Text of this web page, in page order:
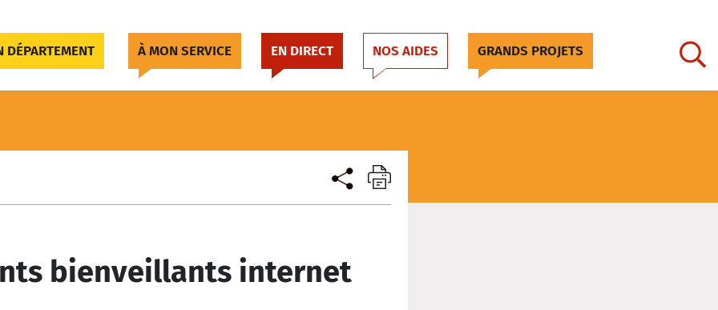
DÉPARTEMENT À MON SERVICE EN DIRECT NOS AIDES GRANDS PROJETS
bienveillants internet